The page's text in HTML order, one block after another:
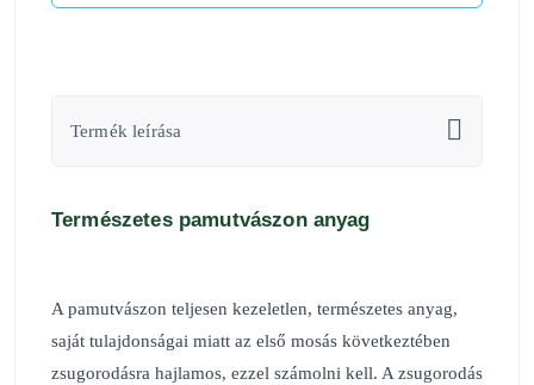
Termék leírása
Természetes pamutvászon anyag
A pamutvászon teljesen kezeletlen, természetes anyag,
saját tulajdonságai miatt az első mosás következtében
zsugorodásra hajlamos, ezzel számolni kell. A zsugorodás